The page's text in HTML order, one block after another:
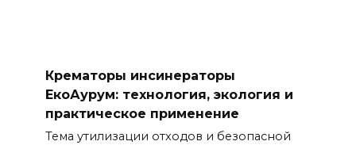
Крематоры инсинераторы
ЕкоАурум: технология, экология и
практическое применение
Тема утилизации отходов и безопасной